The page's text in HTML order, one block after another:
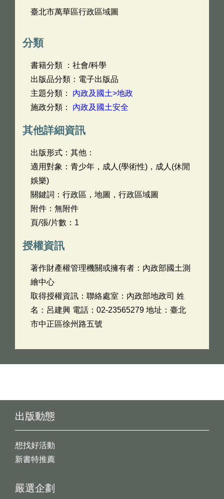
臺北市萬華區行政區域圖
分類
書籍分類 ：社會/科學
出版品分類：電子出版品
主題分類： 內政及國土>地政
施政分類： 內政及國土安全
其他詳細資訊
出版形式：其他：
適用對象：青少年，成人(學術性)，成人(休閒
娛樂)
關鍵詞：行政區，地圖，行政區域圖
附件：無附件
頁/張/片數：1
授權資訊
著作財產權管理機關或擁有者：內政部國土測
繪中心
取得授權資訊：聯絡處室：內政部地政司 姓
名：呂建興 電話：02-23565279 地址：臺北
市中正區徐州路五號
出版動態
想找好活動
新書特推薦
嚴選企劃